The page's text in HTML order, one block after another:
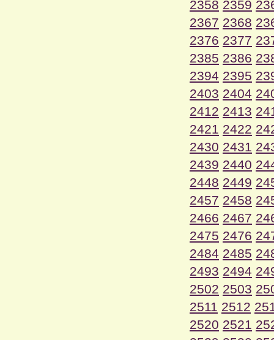
2358 2359
2367 2368
2376 2377
2385 2386
2394 2395
2403 2404
2412 2413
2421 2422
2430 2431
2439 2440
2448 2449
2457 2458
2466 2467
2475 2476
2484 2485
2493 2494
2502 2503
2511 2512
2520 2521